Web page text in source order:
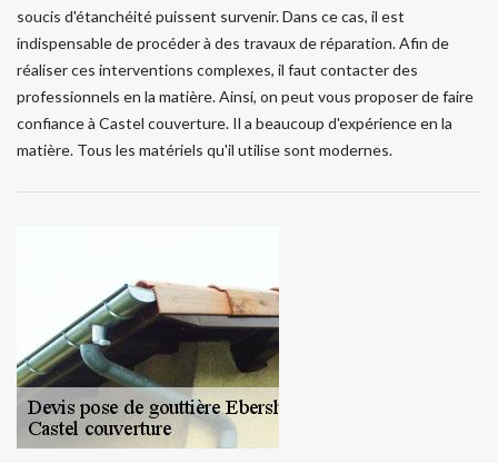
soucis d'étanchéité puissent survenir. Dans ce cas, il est
indispensable de procéder à des travaux de réparation. Afin de
réaliser ces interventions complexes, il faut contacter des
professionnels en la matière. Ainsi, on peut vous proposer de faire
confiance à Castel couverture. Il a beaucoup d'expérience en la
matière. Tous les matériels qu'il utilise sont modernes.